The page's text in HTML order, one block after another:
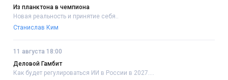
Из планктона в чемпиона
Новая реальность и принятие себя..
Станислав Ким
11 августа 18:00
Деловой Гамбит
Как будет регулироваться ИИ в России в 2027....